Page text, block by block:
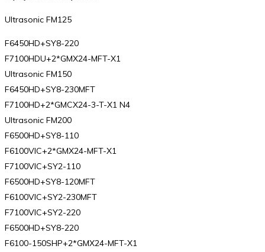
Ultrasonic FM125
F6450HD+SY8-220
F7100HDU+2*GMX24-MFT-X1
Ultrasonic FM150
F6450HD+SY8-230MFT
F7100HD+2*GMCX24-3-T-X1 N4
Ultrasonic FM200
F6500HD+SY8-110
F6100VIC+2*GMX24-MFT-X1
F7100VIC+SY2-110
F6500HD+SY8-120MFT
F6100VIC+SY2-230MFT
F7100VIC+SY2-220
F6500HD+SY8-220
F6100-150SHP+2*GMX24-MFT-X1